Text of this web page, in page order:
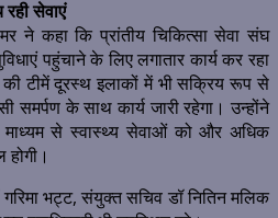
सेवाएं
ने कहा कि प्रांतीय चिकित्सा सेवा संघ
पहुंचाने के लिए लगातार कार्य कर रहा
की टीमें दूरस्थ इलाकों में भी सक्रिय रूप से
समर्पण के साथ कार्य जारी रहेगा। उन्होंने
माध्यम से स्वास्थ्य सेवाओं को और अधिक
भट्ट, संयुक्त सचिव डॉ नितिन मलिक